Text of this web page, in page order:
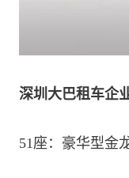
深圳大巴租车企
51座：豪华型金